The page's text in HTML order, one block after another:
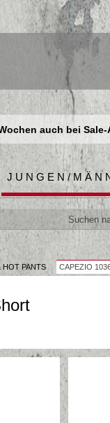
auch bei Sale-
auch bei Sale-
auch bei
JUNGEN/
HOT PANTS CAPEZIO